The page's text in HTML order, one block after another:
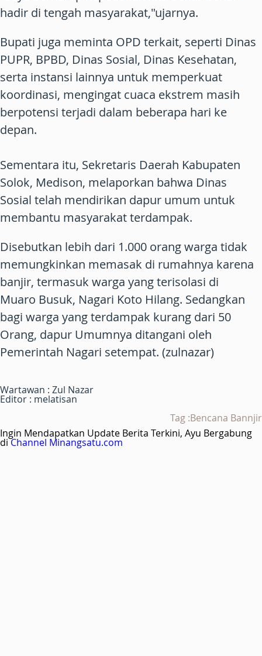
hadir di tengah masyarakat,"ujarnya.
Bupati juga meminta OPD terkait, seperti Dinas
PUPR, BPBD, Dinas Sosial, Dinas Kesehatan,
serta instansi lainnya untuk memperkuat
koordinasi, mengingat cuaca ekstrem masih
berpotensi terjadi dalam beberapa hari ke
depan.
Sementara itu, Sekretaris Daerah Kabupaten
Solok, Medison, melaporkan bahwa Dinas
Sosial telah mendirikan dapur umum untuk
membantu masyarakat terdampak.
Disebutkan lebih dari 1.000 orang warga tidak
memungkinkan memasak di rumahnya karena
banjir, termasuk warga yang terisolasi di
Muaro Busuk, Nagari Koto Hilang. Sedangkan
bagi warga yang terdampak kurang dari 50
Orang, dapur Umumnya ditangani oleh
Pemerintah Nagari setempat. (zulnazar)
Wartawan : Zul Nazar
Editor : melatisan
Tag :Bencana Bannjir
Ingin Mendapatkan Update Berita Terkini, Ayu Bergabung
diChannel Minangsatu.com